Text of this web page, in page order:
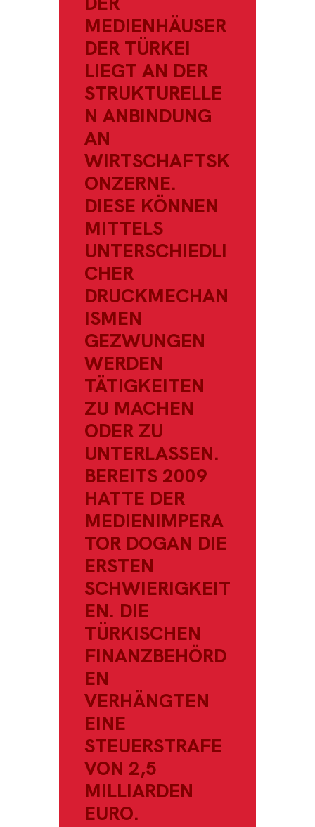
MEDIENHÄUSER
DER TÜRKEI
LIEGT AN DER
STRUKTURELLE
N ANBINDUNG
AN
WIRTSCHAFTSK
ONZERNE.
DIESE KÖNNEN
MITTELS
UNTERSCHIEDLI
CHER
DRUCKMECHAN
ISMEN
GEZWUNGEN
WERDEN
TÄTIGKEITEN
ZU MACHEN
ODER ZU
UNTERLASSEN.
BEREITS 2009
HATTE DER
MEDIENIMPERA
TOR DOGAN DIE
ERSTEN
SCHWIERIGKEIT
EN. DIE
TÜRKISCHEN
FINANZBEHÖRD
EN
VERHÄNGTEN
EINE
STEUERSTRAFE
VON 2,5
MILLIARDEN
EURO.